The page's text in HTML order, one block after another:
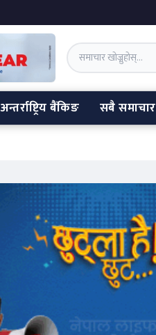
अन्तर्राष्ट्रिय बैंकिङ सबै समाचार